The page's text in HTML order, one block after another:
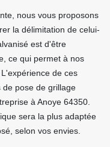
nous vous proposons
la délimitation de celui-
est d'être
ce qui permet à nos
de ces
pose de grillage
à Anoye 64350.
sera la plus adaptée
selon vos envies.